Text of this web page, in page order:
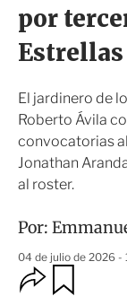
por
Estrellas
El jardinero de
Roberto Ávila
convocatorias
Jonathan
al roster.
Por:
04 de julio de 2026 -
O
p